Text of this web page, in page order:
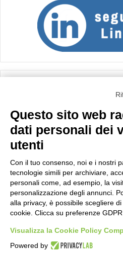
Importo netto (€):
Calcola
Scorporo IVA
Questo sito web
dati personali dei
utenti
Con il tuo consenso, noi e i nostri
tecnologie simili per archiviare,
personali come, ad esempio, la
personalizzazione degli annunci.
alla privacy, è possibile scegliere
cookie. Clicca su preferenze
Visualizza la Cookie Policy
Powered by